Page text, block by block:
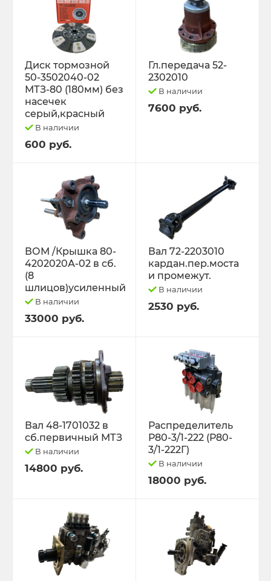
Диск тормозной
50-3502040-02
МТЗ-80 (180мм) без
насечек
серый,красный
В наличии
600 руб.
Гл.передача 52-
2302010
В наличии
7600 руб.
ВОМ /Крышка 80-
4202020А-02 в сб.
(8
шлицов)усиленный
В наличии
33000 руб.
Вал 72-2203010
кардан.пер.моста
и промежут.
В наличии
2530 руб.
Вал 48-1701032 в
сб.первичный МТЗ
В наличии
14800 руб.
Распределитель
Р80-3/1-222 (Р80-
3/1-222Г)
В наличии
18000 руб.